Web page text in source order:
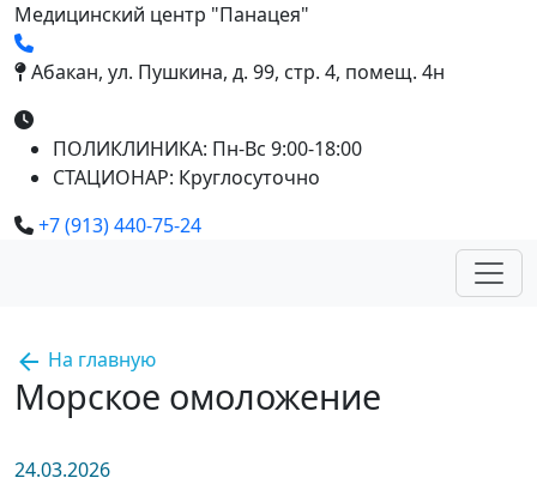
Медицинский центр "Панацея"
Абакан, ул. Пушкина, д. 99, стр. 4, помещ. 4н
ПОЛИКЛИНИКА: Пн-Вс 9:00-18:00
СТАЦИОНАР: Круглосуточно
+7 (913) 440-75-24
На главную
Морское омоложение
24.03.2026